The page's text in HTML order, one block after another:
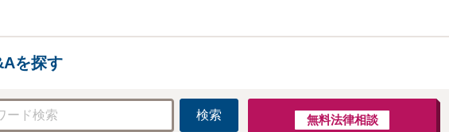
を探す
検索 無料法律相談